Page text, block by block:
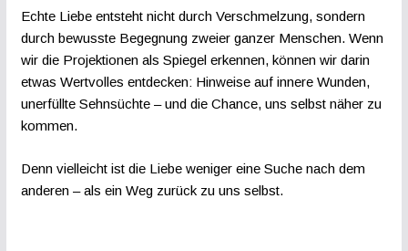
Echte Liebe entsteht nicht durch Verschmelzung, sondern
durch bewusste Begegnung zweier ganzer Menschen. Wenn
wir die Projektionen als Spiegel erkennen, können wir darin
etwas Wertvolles entdecken: Hinweise auf innere Wunden,
unerfüllte Sehnsüchte – und die Chance, uns selbst näher zu
kommen.
Denn vielleicht ist die Liebe weniger eine Suche nach dem
anderen – als ein Weg zurück zu uns selbst.